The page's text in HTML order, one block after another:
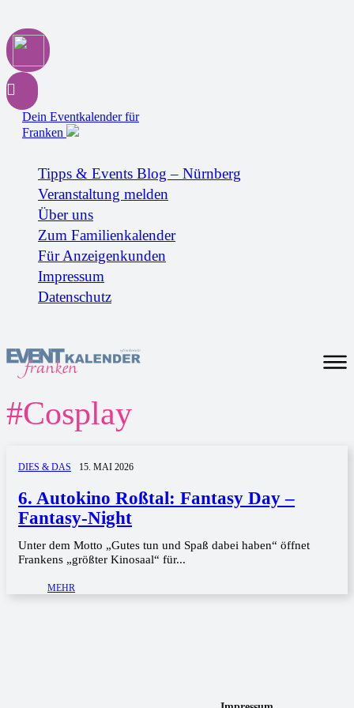
Dein Eventkalender für
Franken
Tipps & Events Blog – Nürnberg
Veranstaltung melden
Über uns
Zum Familienkalender
Für Anzeigenkunden
Impressum
Datenschutz
#Cosplay
DIES & DAS 15. MAI 2026
6. Autokino Roßtal: Fantasy Day –
Fantasy-Night
Unter dem Motto „Gutes tun und Spaß dabei haben“ öffnet
Frankens „größter Kinosaal“ für...
MEHR